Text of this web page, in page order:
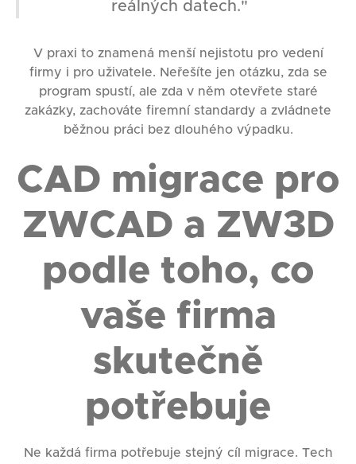
reálných datech."
V praxi to znamená menší nejistotu pro vedení
firmy i pro uživatele. Neřešíte jen otázku, zda se
program spustí, ale zda v něm otevřete staré
zakázky, zachováte firemní standardy a zvládnete
běžnou práci bez dlouhého výpadku.
CAD migrace pro
ZWCAD a ZW3D
podle toho, co
vaše firma
skutečně
potřebuje
Ne každá firma potřebuje stejný cíl migrace. Tech